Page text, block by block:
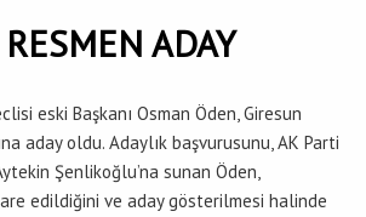
ADAY
eski Başkanı Osman Öden, Giresun
aday oldu. Adaylık başvurusunu, AK Parti
Şenlikoğlu’na sunan Öden,
edildiğini ve aday gösterilmesi halinde